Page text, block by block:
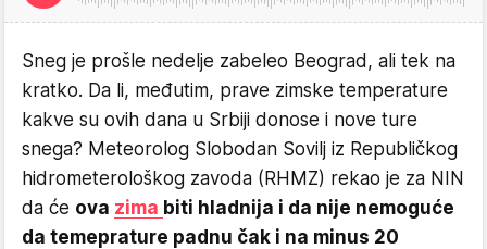
Sneg je prošle nedelje zabeleo Beograd, ali tek na
kratko. Da li, međutim, prave zimske temperature
kakve su ovih dana u Srbiji donose i nove ture
snega? Meteorolog Slobodan Sovilj iz Republičkog
hidrometerološkog zavoda (RHMZ) rekao je za NIN
da će ova zima biti hladnija i da nije nemoguće
da temeprature padnu čak i na minus 20